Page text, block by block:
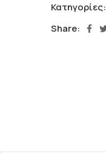
Κατηγορίες:
Share: